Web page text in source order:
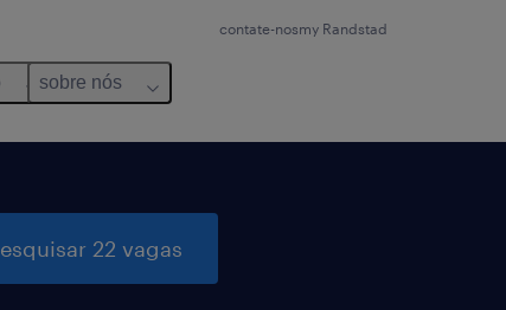
contate-nosmy Randstad
sobre nós
22 vagas